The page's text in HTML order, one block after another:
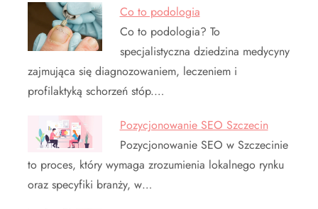
Co to podologia
Co to podologia? To
specjalistyczna dziedzina medycyny
zajmująca się diagnozowaniem, leczeniem i
profilaktyką schorzeń stóp.…
Pozycjonowanie SEO Szczecin
Pozycjonowanie SEO w Szczecinie
to proces, który wymaga zrozumienia lokalnego rynku
oraz specyfiki branży, w…